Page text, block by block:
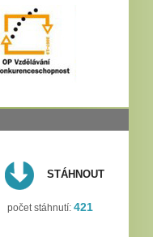
STÁHNOUT
počet stáhnutí: 421